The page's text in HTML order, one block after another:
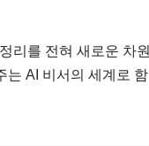
리를 전혀 새로운 차원
는 AI 비서의 세계로 함